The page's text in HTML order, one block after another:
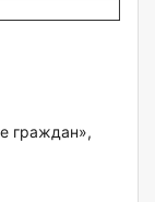
граждан»,